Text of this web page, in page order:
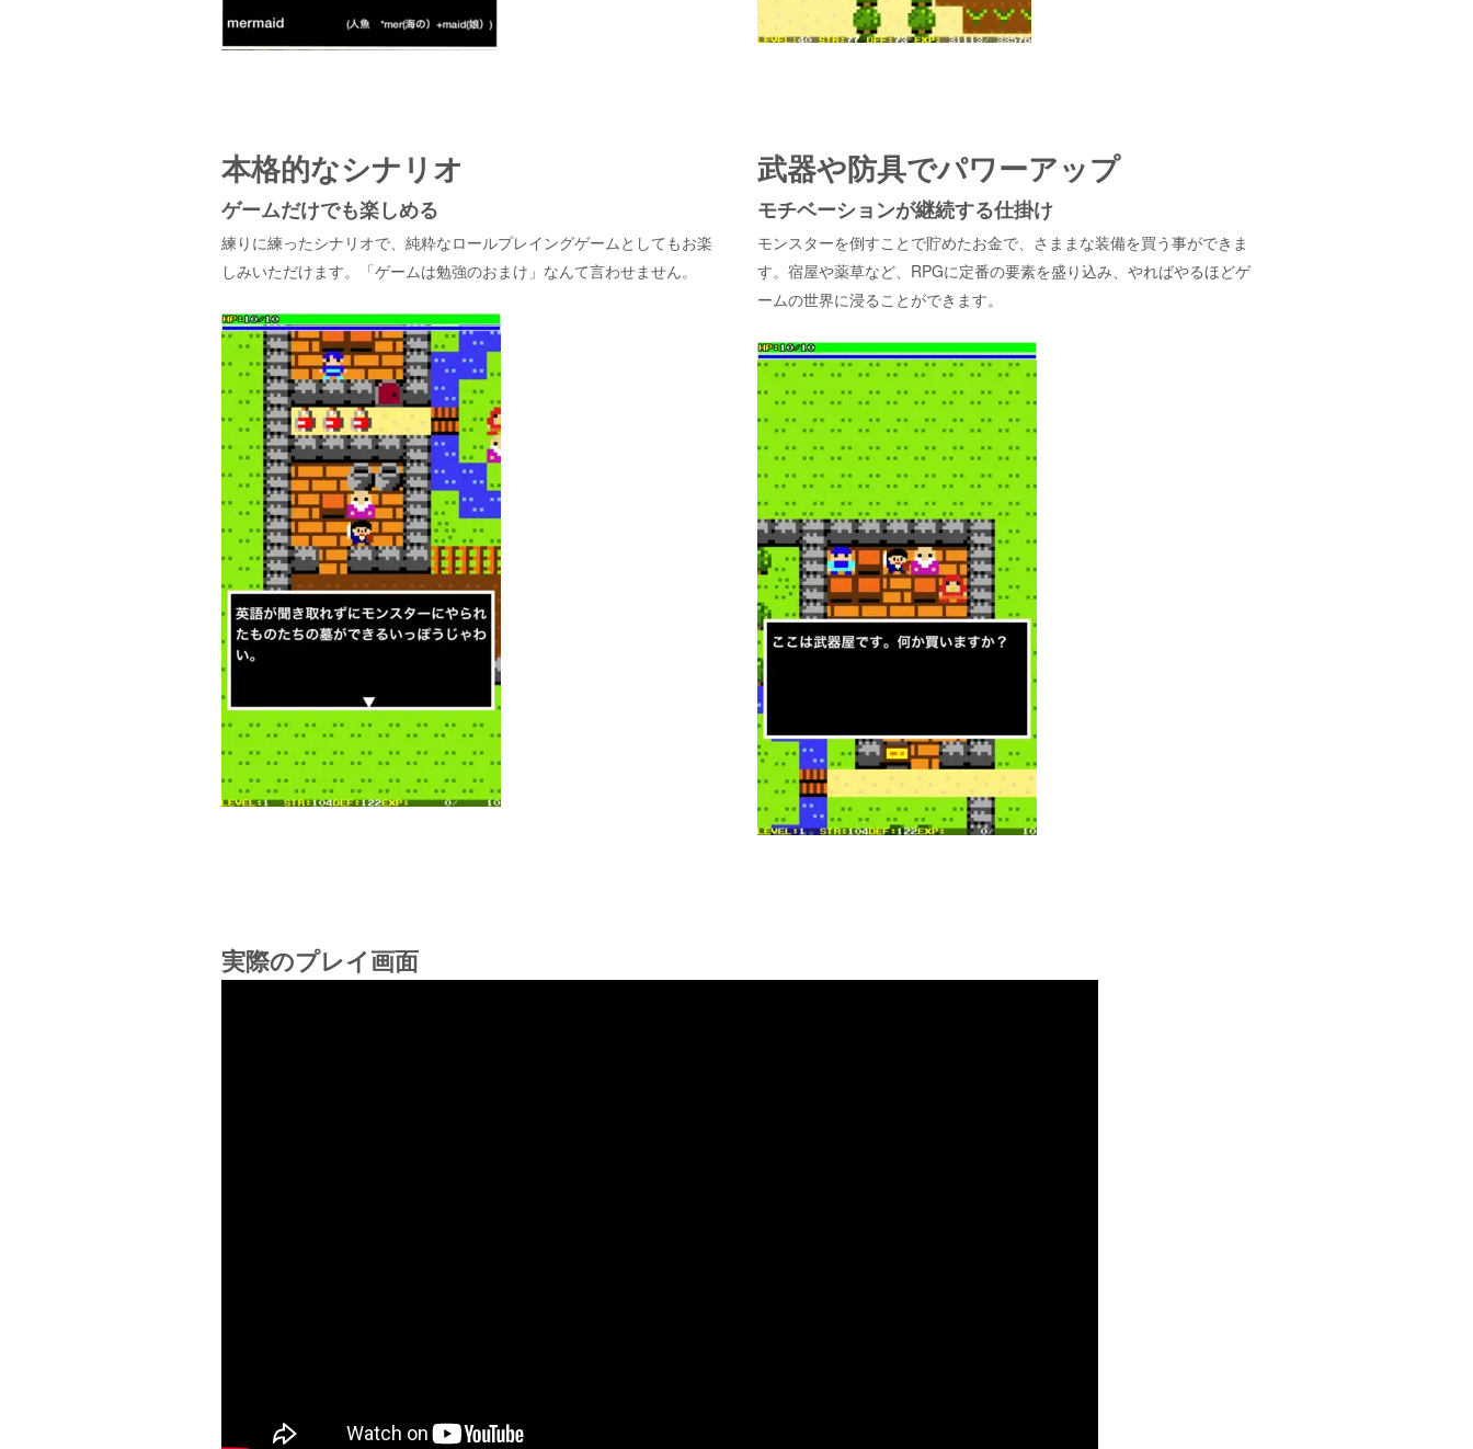
本格的なシナリオ
ゲームだけでも楽しめる
練りに練ったシナリオで、純粋なロールプレイングゲームとしてもお楽
しみいただけます。「ゲームは勉強のおまけ」なんて言わせません。
武器や防具でパワーアップ
モチベーションが継続する仕掛け
モンスターを倒すことで貯めたお金で、さままな装備を買う事ができま
す。宿屋や薬草など、RPGに定番の要素を盛り込み、やればやるほどゲ
ームの世界に浸ることができます。
実際のプレイ画面